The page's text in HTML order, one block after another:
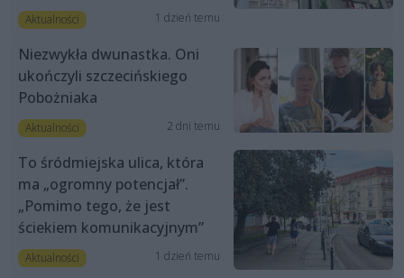
Aktualności 1 dzień temu
Niezwykła dwunastka. Oni
ukończyli szczecińskiego
Pobożniaka
Aktualności 2 dni temu
To śródmiejska ulica, która
ma „ogromny potencjał”.
„Pomimo tego, że jest
ściekiem komunikacyjnym”
Aktualności 1 dzień temu